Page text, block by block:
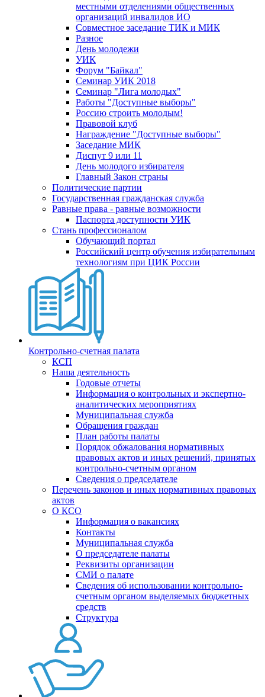
местными отделениями общественных
организаций инвалидов ИО
Совместное заседание ТИК и МИК
Разное
День молодежи
УИК
Форум "Байкал"
Семинар УИК 2018
Семинар "Лига молодых"
Работы "Доступные выборы"
Россию строить молодым!
Правовой клуб
Награждение "Доступные выборы"
Заседание МИК
Диспут 9 или 11
День молодого избирателя
Главный Закон страны
Политические партии
Государственная гражданская служба
Равные права - равные возможности
Паспорта доступности УИК
Стань профессионалом
Обучающий портал
Российский центр обучения избирательным
технологиям при ЦИК России
Контрольно-счетная палата
КСП
Наша деятельность
Годовые отчеты
Информация о контрольных и экспертно-
аналитических мероприятиях
Муниципальная служба
Обращения граждан
План работы палаты
Порядок обжалования нормативных
правовых актов и иных решений, принятых
контрольно-счетным органом
Сведения о председателе
Перечень законов и иных нормативных правовых
актов
О КСО
Информация о вакансиях
Контакты
Муниципальная служба
О председателе палаты
Реквизиты организации
СМИ о палате
Сведения об использовании контрольно-
счетным органом выделяемых бюджетных
средств
Структура